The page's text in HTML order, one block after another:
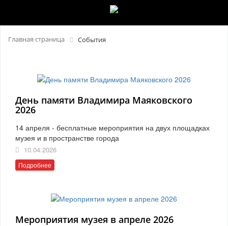
Главная страница События
День памяти Владимира Маяковского
2026
14 апреля - бесплатные мероприятия на двух площадках
музея и в пространстве города
10.04.2026
Подробнее
Мероприятия музея в апреле 2026